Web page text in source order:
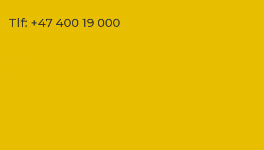
Tlf: +47 400 19 000